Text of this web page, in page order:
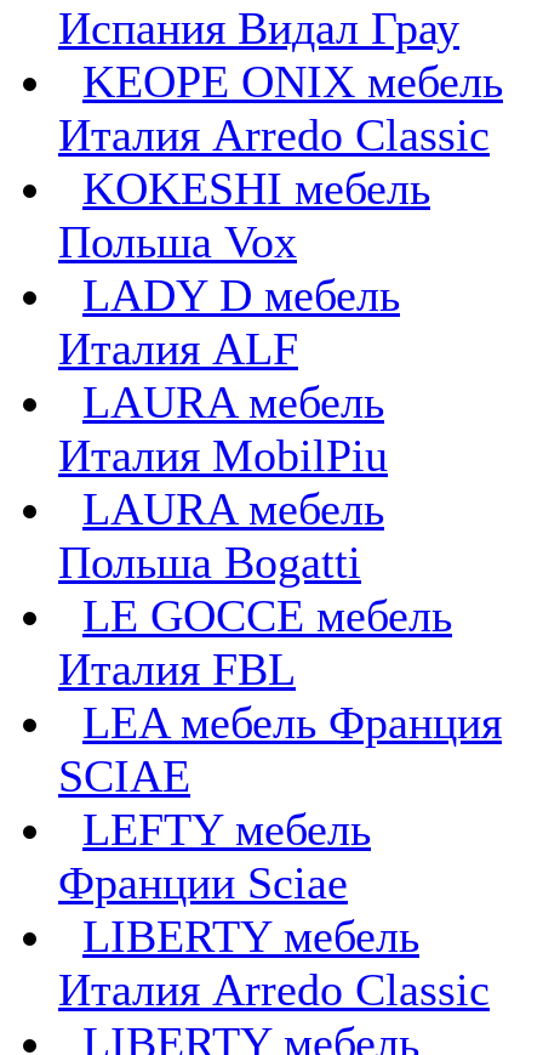
Испания Видал Грау
KEOPE ONIX мебель
Италия Arredo Classic
KOKESHI мебель
Польша Vox
LADY D мебель
Италия ALF
LAURA мебель
Италия MobilPiu
LAURA мебель
Польша Bogatti
LE GOCCE мебель
Италия FBL
LEA мебель Франция
SCIAE
LEFTY мебель
Франции Sciae
LIBERTY мебель
Италия Arredo Classic
LIBERTY мебель